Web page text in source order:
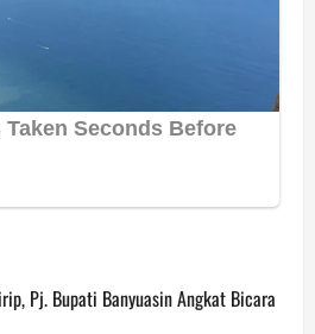
Pj. Bupati Banyuasin Angkat Bicara